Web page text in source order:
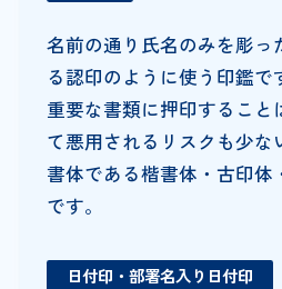
名前の通り氏名のみを彫っ
る認印のように使う印鑑で
重要な書類に押印すること
て悪用されるリスクも少な
書体である楷書体・古印体
です。
日付印・部署名入り日付印